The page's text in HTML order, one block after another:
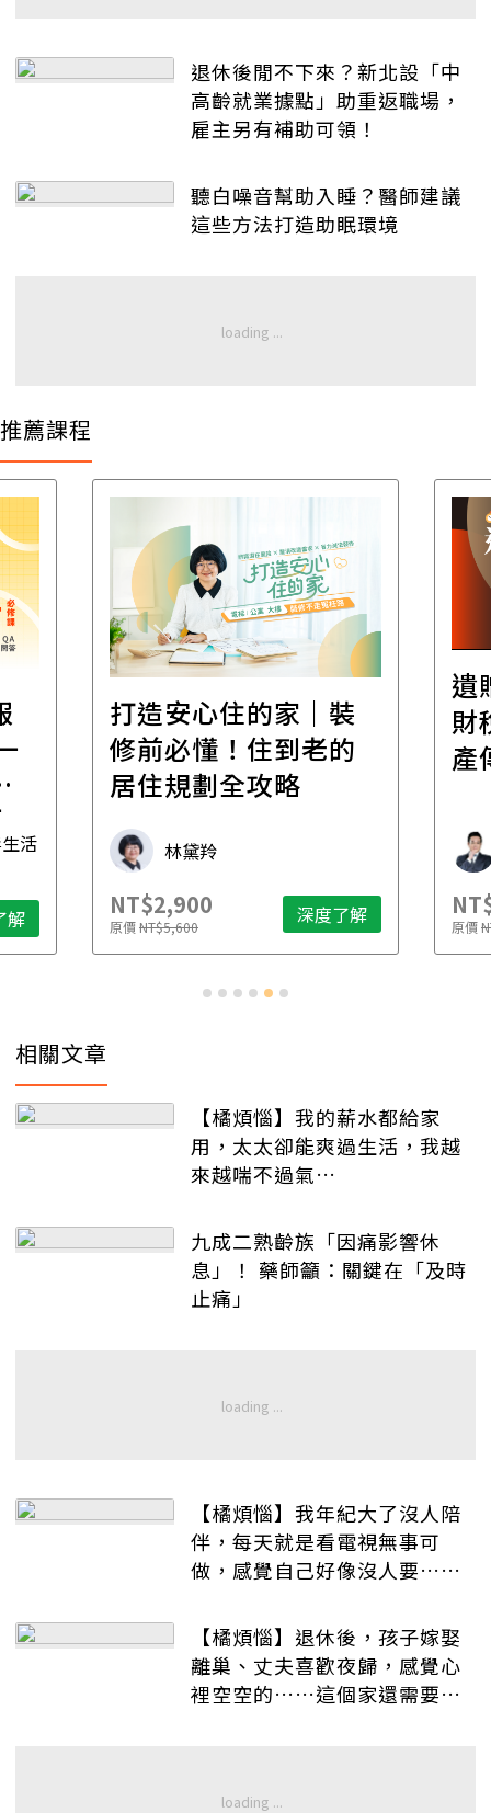
退休後閒不下來？新北設「中
高齡就業據點」助重返職場，
雇主另有補助可領！
聽白噪音幫助入睡？醫師建議
這些方法打造助眠環境
推薦課程
活
解
打造安心住的家｜裝
修前必懂！住到老的
居住規劃全攻略
林黛羚
NT$2,900
原價NT$5,600 深度了解
遺
財
產
原價
相關文章
【橘煩惱】我的薪水都給家
用，太太卻能爽過生活，我越
來越喘不過氣…
九成二熟齡族「因痛影響休
息」！ 藥師籲：關鍵在「及時
止痛」
【橘煩惱】我年紀大了沒人陪
伴，每天就是看電視無事可
做，感覺自己好像沒人要……
【橘煩惱】退休後，孩子嫁娶
離巢、丈夫喜歡夜歸，感覺心
裡空空的……這個家還需要我